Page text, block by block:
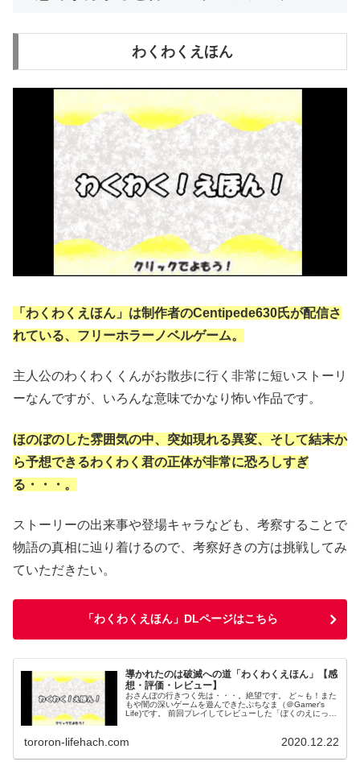
わくわくえほん
「わくわくえほん」は制作者のCentipede630氏が配信さ
れている、フリーホラーノベルゲーム。
主人公のわくわくくんがお散歩に行く非常に短いストーリ
ーなんですが、いろんな意味でかなり怖い作品です。
ほのぼのした雰囲気の中、突如現れる異変、そして結末か
ら予想できるわくわく君の正体が非常に恐ろしすぎ
る・・・。
ストーリーの出来事や登場キャラなども、考察することで
物語の真相に辿り着けるので、考察好きの方は挑戦してみ
ていただきたい。
「わくわくえほん」DLページはこちら
導かれたのは破滅への道「わくわくえほん」【感
想・評価・レビュー】
おさんぽの行きつく先は・・・。絶望です。 ど～も！また
もや闇の深いゲームを遊んできたぷちなま（＠Gamer's
Life)です。 前回プレイしてレビューした「ぼくのえにっ
tororon-lifehach.com 2020.12.22